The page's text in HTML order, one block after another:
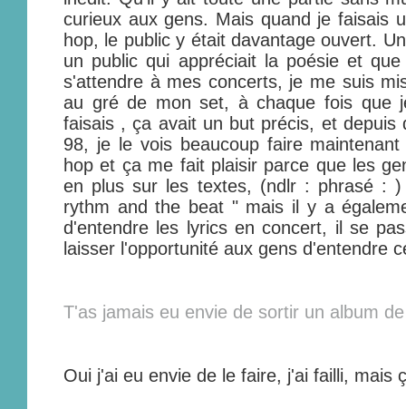
curieux aux gens. Mais quand je faisais
hop, le public y était davantage ouvert.
un public qui appréciait la poésie et
s'attendre à mes concerts, je me suis
au gré de mon set, à chaque fois que
faisais , ça avait un but précis, et depuis
98, je le vois beaucoup faire
hop et ça me fait plaisir parce que les
en plus sur les textes, (ndlr : phrasé :
rythm and the beat " mais il y a
d'entendre les lyrics en concert, il se
laisser l'opportunité aux gens d'entendre
T'as jamais eu envie de sortir un album
Oui j'ai eu envie de le faire, j'ai failli, mais